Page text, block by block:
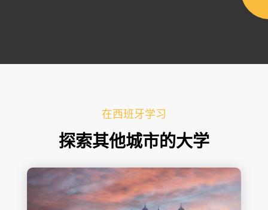
在西班牙学习
探索其他城市的大学